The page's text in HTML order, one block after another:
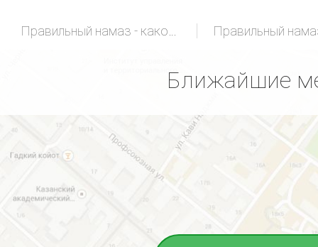
Правильный намаз - какой он?
Ближайшие